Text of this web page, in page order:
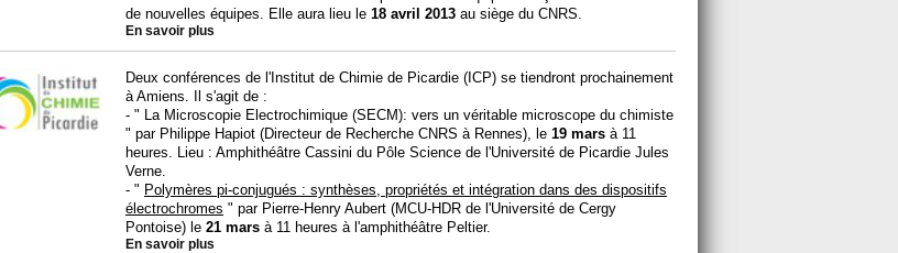
de nouvelles équipes. Elle aura lieu le 18 avril 2013 au siège du CNRS.
En savoir plus
Deux conférences de l'Institut de Chimie de Picardie (ICP) se tiendront prochainement
à Amiens. Il s'agit de :
- " La Microscopie Electrochimique (SECM): vers un véritable microscope du chimiste
" par Philippe Hapiot (Directeur de Recherche CNRS à Rennes), le 19 mars à 11
heures. Lieu : Amphithéâtre Cassini du Pôle Science de l'Université de Picardie Jules
Verne.
- " Polymères pi-conjugués : synthèses, propriétés et intégration dans des dispositifs
électrochromes " par Pierre-Henry Aubert (MCU-HDR de l'Université de Cergy
Pontoise) le 21 mars à 11 heures à l'amphithéâtre Peltier.
En savoir plus